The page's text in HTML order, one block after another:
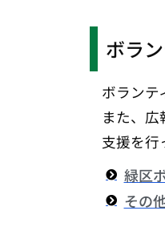
ボラ
ボランテ
また、
支援を行
緑区
その